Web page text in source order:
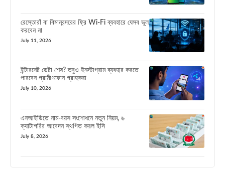
রেস্তোরাঁ বা বিমানবন্দরের ফ্রি Wi-Fi ব্যবহারে যেসব ভুল
করবেন না
July 11, 2026
ইন্টারনেট ডেটা শেষ? তবুও ইনস্টাগ্রাম ব্যবহার করতে
পারবেন গ্রামীণফোন গ্রাহকরা
July 10, 2026
এনআইডিতে নাম-বয়স সংশোধনে নতুন নিয়ম, ৬
ক্যাটাগরির আবেদন স্থগিত করল ইসি
July 8, 2026